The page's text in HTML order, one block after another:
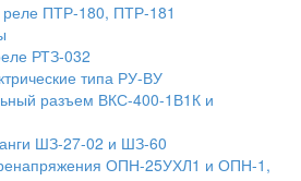
ПТР-180, ПТР-181
РТЗ-032
типа РУ-ВУ
разъем ВКС-400-1В1К и
ШЗ-27-02 и ШЗ-60
ОПН-25УХЛ1 и ОПН-1,